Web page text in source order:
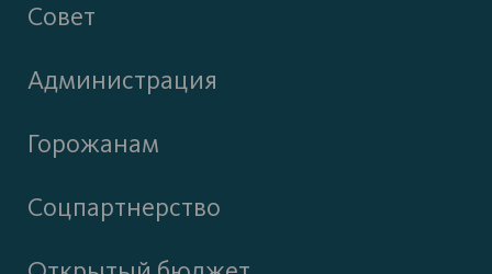
Совет
Администрация
Горожанам
Соцпартнерство